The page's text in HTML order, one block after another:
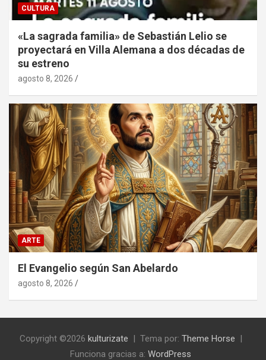
CULTURA
«La sagrada familia» de Sebastián Lelio se
proyectará en Villa Alemana a dos décadas de
su estreno
agosto 8, 2026
ARTE
El Evangelio según San Abelardo
agosto 8, 2026
Copyright ©2026 kulturizate Tema por: Theme Horse
Funciona gracias a: WordPress